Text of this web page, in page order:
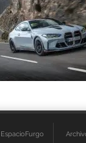
EspacioFurgo